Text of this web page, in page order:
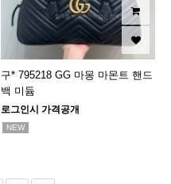
구* 795218 GG 마몽 마몬트 핸드
백 미듐
로그인시 가격공개
NEW